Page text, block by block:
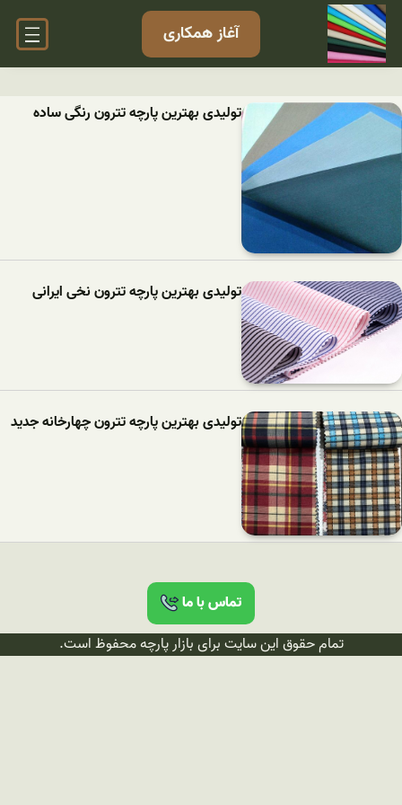
آغاز همکاری
تولیدی بهترین پارچه تترون رنگی ساده
تولیدی بهترین پارچه تترون نخی ایرانی
تولیدی بهترین پارچه تترون چهارخانه جدید
تماس با ما
تمام حقوق این سایت برای بازار پارچه محفوظ است.